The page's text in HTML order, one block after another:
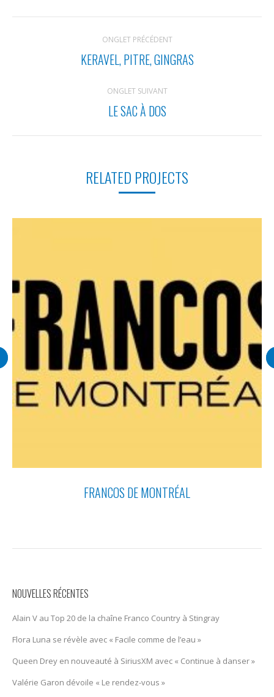
COMMENTAIRE
ONGLET PRÉCÉDENT
Onglet
KERAVEL, PITRE, GINGRAS
ONGLET SUIVANT
Projets
LE SAC À DOS
RELATED PROJECTS
FRANCOS DE MONTRÉAL
NOUVELLES RÉCENTES
Alain V au Top 20 de la chaîne Franco Country à Stingray
Flora Luna se révèle avec « Facile comme de l’eau »
Queen Drey en nouveauté à SiriusXM avec « Continue à danser »
Valérie Garon dévoile « Le rendez-vous »